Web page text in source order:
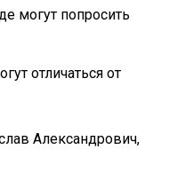
могут попросить
отличаться от
Александрович,